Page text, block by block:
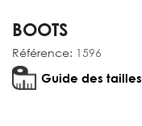
BOOTS
Référence: 1596
Guide des tailles